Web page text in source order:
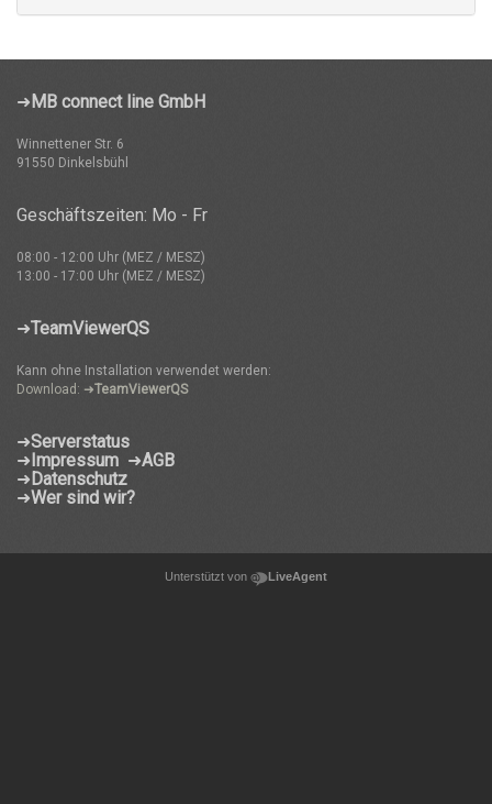
➜ MB connect line GmbH
Winnettener Str. 6
91550 Dinkelsbühl
Geschäftszeiten: Mo - Fr
08:00 - 12:00 Uhr (MEZ / MESZ)
13:00 - 17:00 Uhr (MEZ / MESZ)
➜TeamViewerQS
Kann ohne Installation verwendet werden:
Download: ➜TeamViewerQS
➜Serverstatus
➜Impressum ➜AGB
➜ Datenschutz
➜Wer sind wir?
Unterstützt von LiveAgent